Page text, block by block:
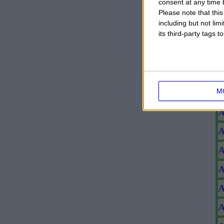
consent at any time
Please note that
including but not
its third-party tags